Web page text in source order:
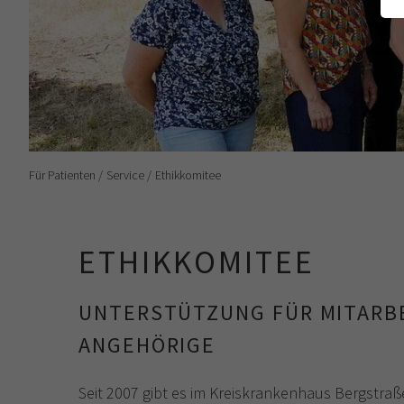
Für Patienten Service Ethikkomitee
ETHIKKOMITEE
UNTERSTÜTZUNG FÜR
ANGEHÖRIGE
Seit 2007 gibt es im Kreiskrankenhaus